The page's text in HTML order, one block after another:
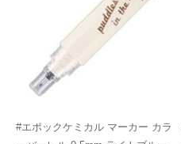
#エポックケミカル マーカー カラ